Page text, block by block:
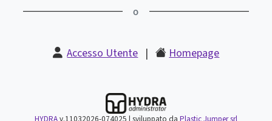
Accesso Utente | Homepage